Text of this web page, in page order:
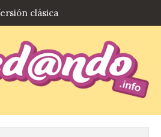
clásica